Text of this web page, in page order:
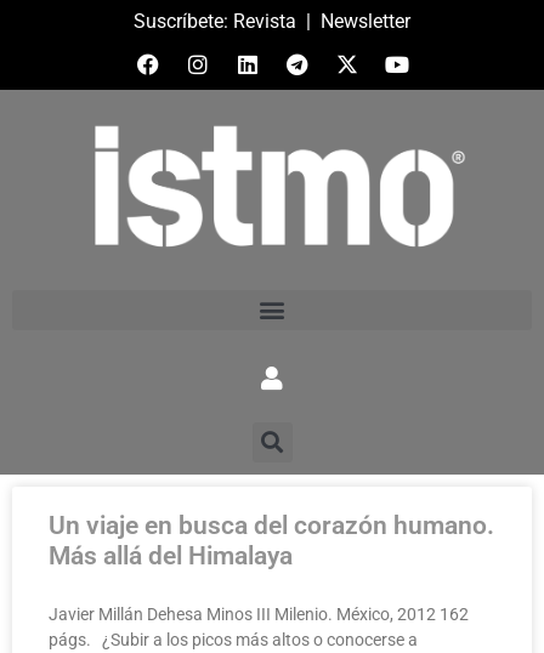
Suscríbete: Revista | Newsletter
Un viaje en busca del corazón humano.
Más allá del Himalaya
Javier Millán Dehesa Minos III Milenio. México, 2012 162
págs. ¿Subir a los picos más altos o conocerse a